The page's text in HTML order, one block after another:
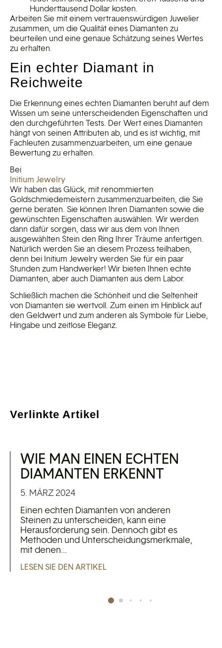
Hunderttausend Dollar kosten.
Arbeiten Sie mit einem vertrauenswürdigen Juwelier
zusammen, um die Qualität eines Diamanten zu
beurteilen und eine genaue Schätzung seines Wertes
zu erhalten.
Ein echter Diamant in
Reichweite
Die Erkennung eines echten Diamanten beruht auf dem
Wissen um seine unterscheidenden Eigenschaften und
den durchgeführten Tests. Der Wert eines Diamanten
hängt von seinen Attributen ab, und es ist wichtig, mit
Fachleuten zusammenzuarbeiten, um eine genaue
Bewertung zu erhalten.
Bei
Initium Jewelry
Wir haben das Glück, mit renommierten
Goldschmiedemeistern zusammenzuarbeiten, die Sie
gerne beraten. Sie können Ihren Diamanten sowie die
gewünschten Eigenschaften auswählen. Wir werden
dann dafür sorgen, dass wir aus dem von Ihnen
ausgewählten Stein den Ring Ihrer Träume anfertigen.
Natürlich werden Sie an diesem Prozess teilhaben,
denn bei Initium Jewelry werden Sie für ein paar
Stunden zum Handwerker! Wir bieten Ihnen echte
Diamanten, aber auch Diamanten aus dem Labor.
Schließlich machen die Schönheit und die Seltenheit
von Diamanten sie wertvoll. Zum einen im Hinblick auf
den Geldwert und zum anderen als Symbole für Liebe,
Hingabe und zeitlose Eleganz.
Verlinkte Artikel
WIE MAN EINEN ECHTEN
DIAMANTEN ERKENNT
5. MÄRZ 2024
Einen echten Diamanten von anderen
Steinen zu unterscheiden, kann eine
Herausforderung sein. Dennoch gibt es
Methoden und Unterscheidungsmerkmale,
mit denen...
LESEN SIE DEN ARTIKEL